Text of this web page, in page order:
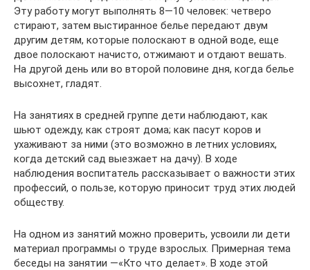
Эту работу могут выполнять 8―10 человек: четверо
стирают, затем выстиранное белье передают двум
другим детям, которые полоскают в одной воде, еще
двое полоскают начисто, отжимают и отдают вешать.
На другой день или во второй половине дня, когда белье
высохнет, гладят.
На занятиях в средней группе дети наблюдают, как
шьют одежду, как строят дома; как пасут коров и
ухаживают за ними (это возможно в летних условиях,
когда детский сад выезжает на дачу). В ходе
наблюдения воспитатель рассказывает о важности этих
профессий, о пользе, которую приносит труд этих людей
обществу.
На одном из занятий можно проверить, усвоили ли дети
материал программы о труде взрослых. Примерная тема
беседы на занятии ―«Кто что делает». В ходе этой